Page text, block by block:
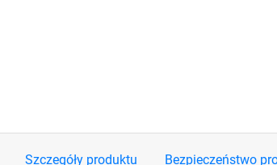
Szczegóły produktu Bezpieczeństwo